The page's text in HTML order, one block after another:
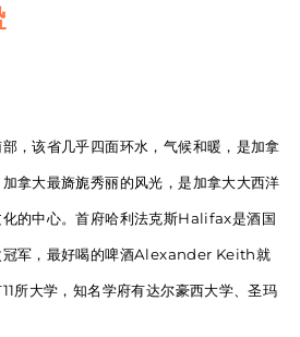
，该省几乎四面环水，气候和暖，是加拿
拿大最旖旎秀丽的风光，是加拿大大西洋
的中心。首府哈利法克斯Halifax是酒国
冠军，最好喝的啤酒Alexander Keith就
所大学，知名学府有达尔豪西大学、圣玛